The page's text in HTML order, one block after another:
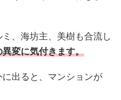
、海坊主、美樹も合流し
異変に気付きます。
出ると、マンションが